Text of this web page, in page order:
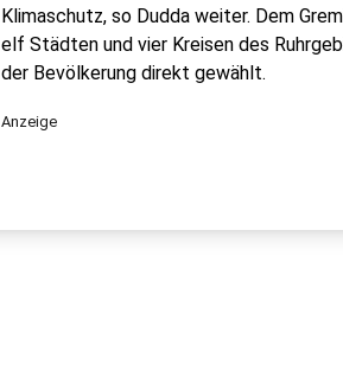
Klimaschutz, so Dudda weiter. Dem
elf Städten und vier Kreisen des
der Bevölkerung direkt gewählt.
Anzeige